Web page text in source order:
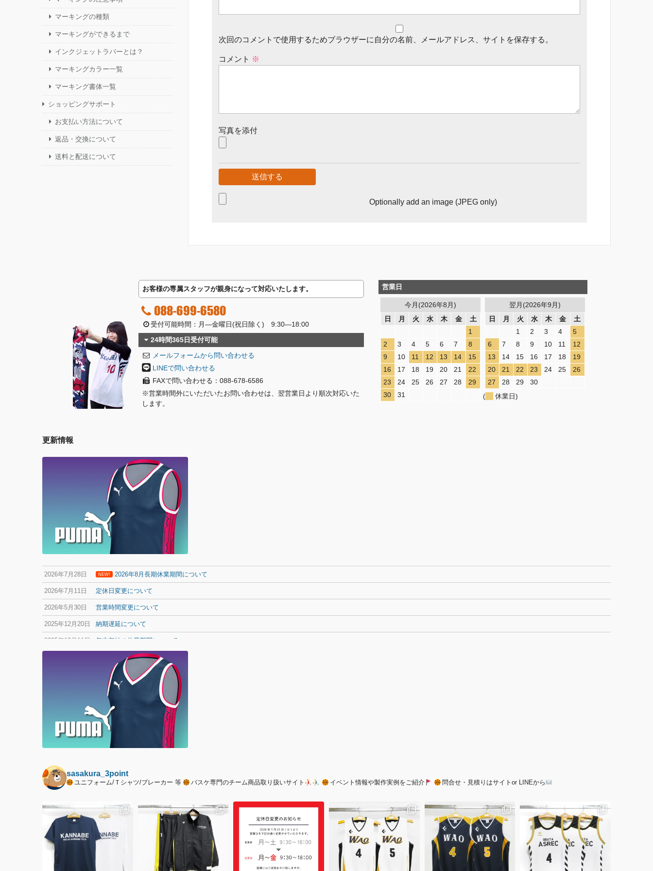
次回のコメントで使用するためブラウザーに自分の名前、メールアドレス、サイトを保存する。
コメント ※
写真を添付
Optionally add an image (JPEG only)
マーキングの種類
マーキングができるまで
インクジェットラバーとは？
マーキングカラー一覧
マーキング書体一覧
ショッピングサポート
お支払い方法について
返品・交換について
送料と配送について
お客様の専属スタッフが親身になって対応いたします。
088-699-6580
受付可能時間：月―金曜日(祝日除く) 9:30―18:00
24時間365日受付可能
メールフォームから問い合わせる
LINEで問い合わせる
FAXで問い合わせる：088-678-6586
※営業時間外にいただいたお問い合わせは、翌営業日より順次対応いた
します。
営業日
今月(2026年8月)
日
月 火 水 木 金
土
1
2
3 4 5 6 7
8
9
10 11 12 13 14
15
16
17 18 19 20 21
22
23
24 25 26 27 28
29
30
31
翌月(2026年9月)
日
月 火 水 木 金
土
1
2 3 4
5
6
7 8 9 10 11
12
13
14 15 16 17 18
19
20
21 22 23 24 25
26
27
28 29
30
(
休業日)
更新情報
2026年7月28日 NEW! 2026年8月長期休業期間について
2026年7月11日 定休日変更について
2026年5月30日 営業時間変更について
2025年12月20日 納期遅延について
2025年12月11日 年末年始の休業期間について
sasakura_3point
ユニフォーム/Ｔシャツ/ブレーカー 等 バスケ専門のチーム商品取り扱いサイト イベント情報や製作実例をご紹介 問合せ・見積りはサイトor LINEから